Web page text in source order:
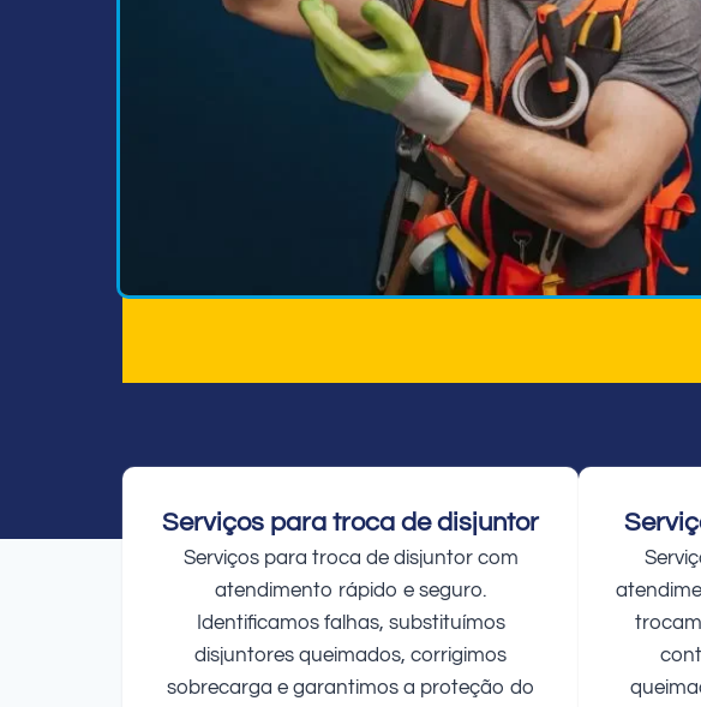
Serviços para troca de disjuntor
Serviços para troca de disjuntor com
atendimento rápido e seguro.
Identificamos falhas, substituímos
disjuntores queimados, corrigimos
sobrecarga e garantimos a proteção do